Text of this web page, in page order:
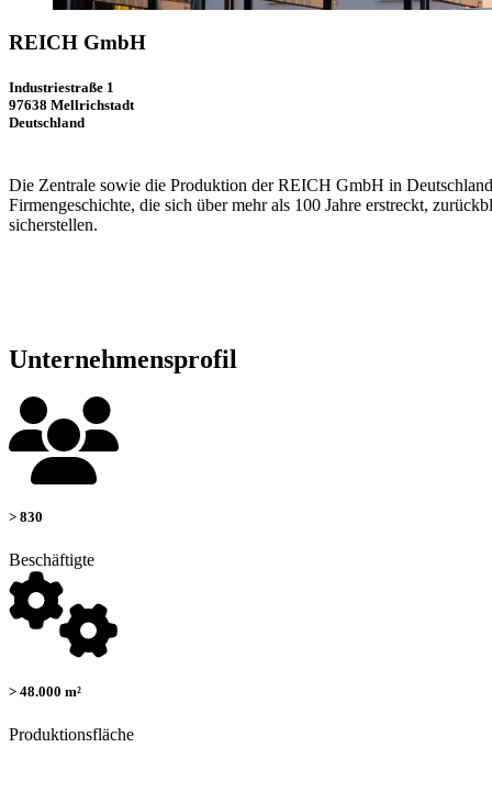
REICH GmbH
Industriestraße 1
97638 Mellrichstadt
Deutschland
Die Zentrale sowie die Produktion der REICH GmbH in
Firmengeschichte, die sich über mehr als 100 Jahre erstreckt,
sicherstellen.
Unternehmensprofil
> 830
Beschäftigte
> 48.000 m²
Produktionsfläche